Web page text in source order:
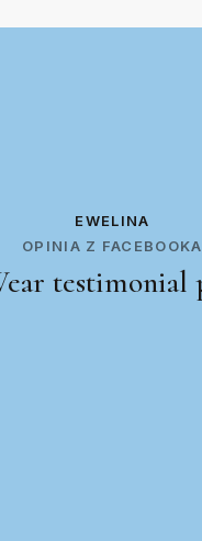
EWELINA
OPINIA Z FACEBOOKA